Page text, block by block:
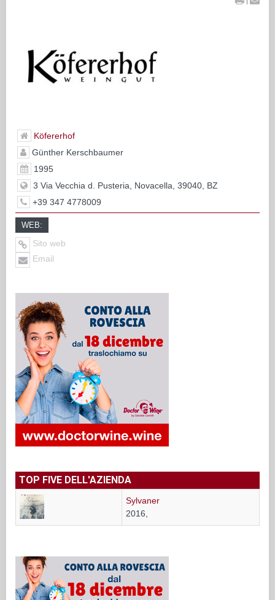
Köfererhof
Günther Kerschbaumer
1995
3 Via Vecchia d. Pusteria, Novacella, 39040, BZ
+39 347 4778009
WEB:
Sito web
Email
TOP FIVE DELL'AZIENDA
Sylvaner
2016,